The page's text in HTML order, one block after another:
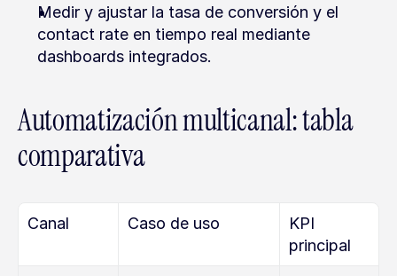
Medir y ajustar la tasa de conversión y el
contact rate en tiempo real mediante
dashboards integrados.
Automatización multicanal: tabla
comparativa
Canal Caso de uso
KPI
principal